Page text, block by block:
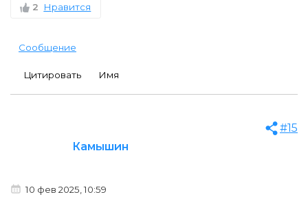
2 Нравится
Сообщение
Цитировать Имя
Камышин
#15
10 фев 2025, 10:59